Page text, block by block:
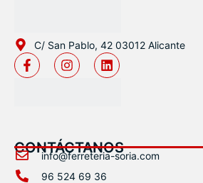
C/ San Pablo, 42 03012 Alicante
CONTÁCTANOS
info@ferreteria-soria.com
96 524 69 36